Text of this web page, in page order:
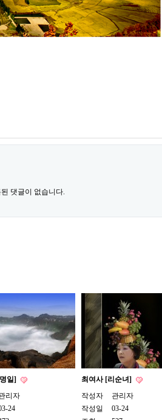
된 댓글이 없습니다.
일]
리자
24
최여사 [리순녀]
작성자
관리자
작성일
03-24